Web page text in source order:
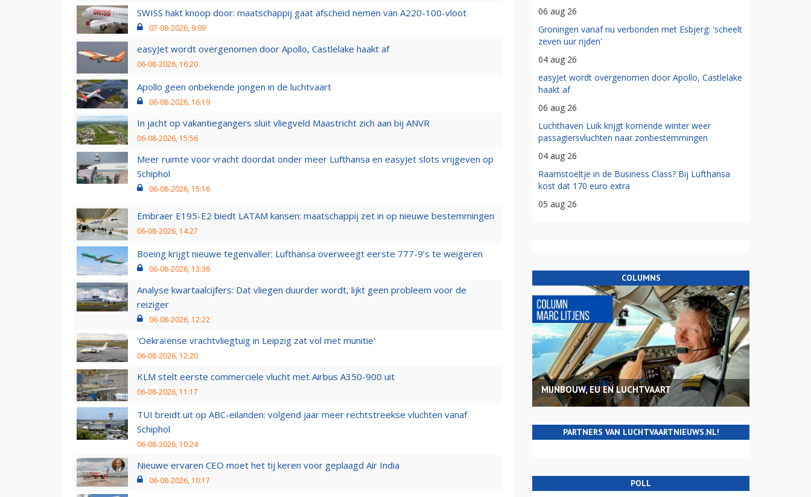
SWISS hakt knoop door: maatschappij gaat afscheid nemen van A220-100-vloot
07-08-2026, 9:09
easyJet wordt overgenomen door Apollo, Castlelake haakt af
06-08-2026, 16:20
Apollo geen onbekende jongen in de luchtvaart
06-08-2026, 16:19
In jacht op vakantiegangers sluit vliegveld Maastricht zich aan bij ANVR
06-08-2026, 15:56
Meer ruimte voor vracht doordat onder meer Lufthansa en easyJet slots vrijgeven op
Schiphol
06-08-2026, 15:16
Embraer E195-E2 biedt LATAM kansen: maatschappij zet in op nieuwe bestemmingen
06-08-2026, 14:27
Boeing krijgt nieuwe tegenvaller: Lufthansa overweegt eerste 777-9’s te weigeren
06-08-2026, 13:36
Analyse kwartaalcijfers: Dat vliegen duurder wordt, lijkt geen probleem voor de
reiziger
06-08-2026, 12:22
'Oekraïense vrachtvliegtuig in Leipzig zat vol met munitie'
06-08-2026, 12:20
KLM stelt eerste commerciële vlucht met Airbus A350-900 uit
06-08-2026, 11:17
TUI breidt uit op ABC-eilanden: volgend jaar meer rechtstreekse vluchten vanaf
Schiphol
06-08-2026, 10:24
Nieuwe ervaren CEO moet het tij keren voor geplaagd Air India
06-08-2026, 10:17
06 aug 26
Groningen vanaf nu verbonden met Esbjerg: 'scheelt
zeven uur rijden'
04 aug 26
easyJet wordt overgenomen door Apollo, Castlelake
haakt af
06 aug 26
Luchthaven Luik krijgt komende winter weer
passagiersvluchten naar zonbestemmingen
04 aug 26
Raamstoeltje in de Business Class? Bij Lufthansa
kost dat 170 euro extra
05 aug 26
COLUMNS
MIJNBOUW, EU EN LUCHTVAART
PARTNERS VAN LUCHTVAARTNIEUWS.NL!
POLL